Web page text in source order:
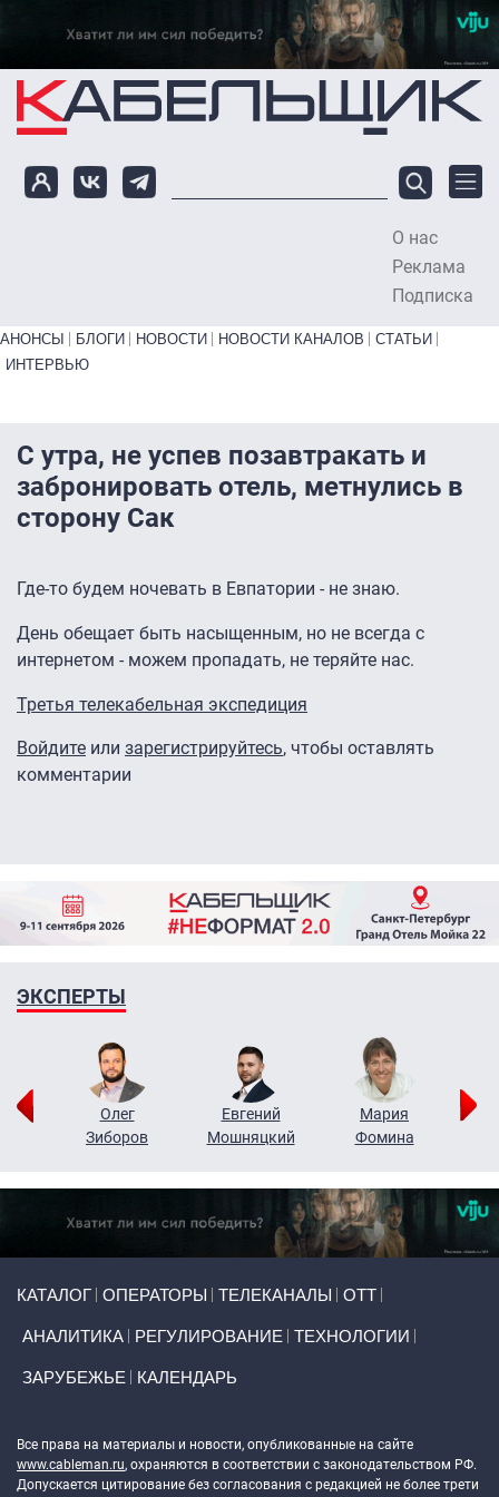
Перейти к основному содержанию
О нас
Реклама
Подписка
Primary links bottom
АНОНСЫ БЛОГИ НОВОСТИ НОВОСТИ КАНАЛОВ
СТАТЬИ
ИНТЕРВЬЮ
С утра, не успев позавтракать и
забронировать отель, метнулись в
сторону Сак
Где-то будем ночевать в Евпатории - не знаю.
День обещает быть насыщенным, но не всегда с
интернетом - можем пропадать, не теряйте нас.
Третья телекабельная экспедиция
Войдите или зарегистрируйтесь, чтобы оставлять
комментарии
ЭКСПЕРТЫ
Олег
Зиборов
Евгений
Мошняцкий
Мария
Фомина
КАТАЛОГ ОПЕРАТОРЫ ТЕЛЕКАНАЛЫ ОТТ
АНАЛИТИКА РЕГУЛИРОВАНИЕ ТЕХНОЛОГИИ
ЗАРУБЕЖЬЕ КАЛЕНДАРЬ
Все права на материалы и новости, опубликованные на сайте
www.cableman.ru, охраняются в соответствии с законодательством РФ.
Допускается цитирование без согласования с редакцией не более трети